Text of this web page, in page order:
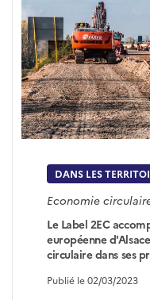
DANS LES
Economie
Le Label 2EC
européenne
circulaire dans ses
Publié le 02/03/2023